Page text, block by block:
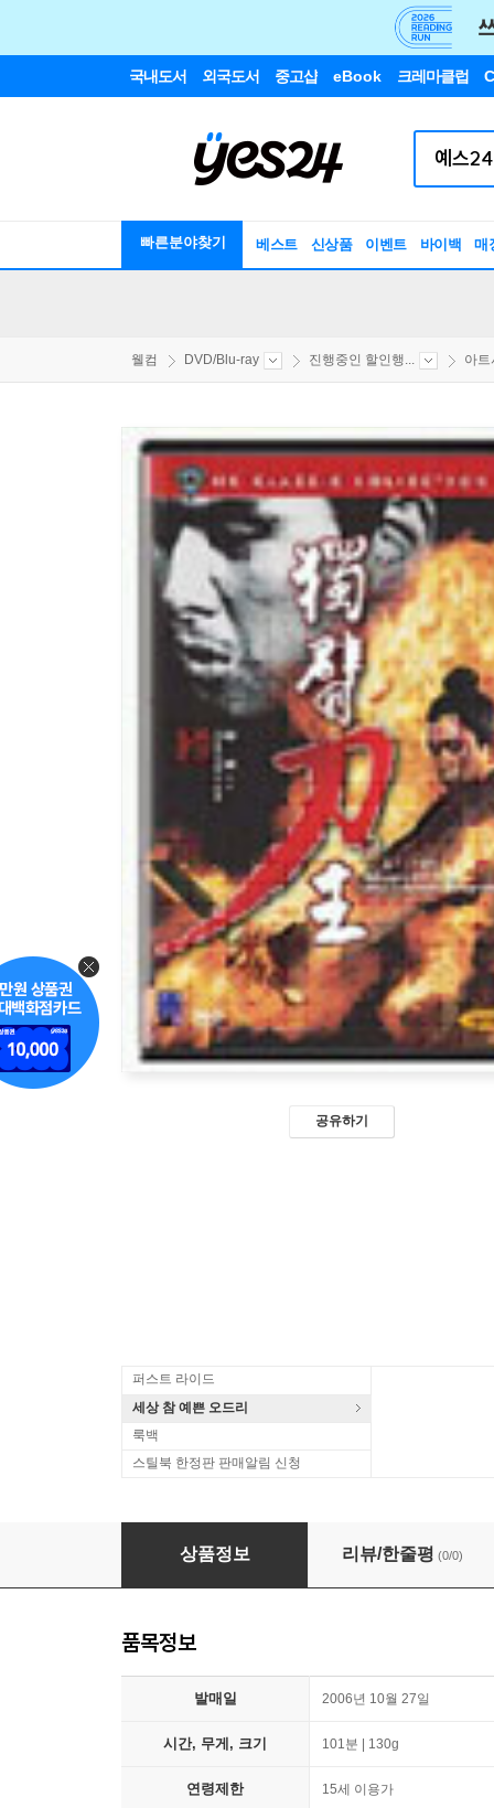
국내도서 외국도서 중고샵 eBook 크레마클럽
빠른분야찾기 베스트 신상품 이벤트 바이백 매
웰컴 DVD/Blu-ray 진행중인 할인행... 아트
공유하기
퍼스트 라이드
세상 참 예쁜 오드리
룩백
스틸북 한정판 판매알림 신청
홍콩 콜렉션 : 돌아온 사나이 외팔이
상품정보 리뷰/한줄평 (0/0)
품목정보
발매일 2006년 10월 27일
시간, 무게, 크기 101분 | 130g
연령제한 15세 이용가